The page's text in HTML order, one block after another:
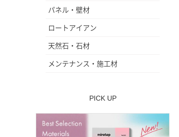
パネル・壁材
ロートアイアン
天然石・石材
メンテナンス・施工材
PICK UP